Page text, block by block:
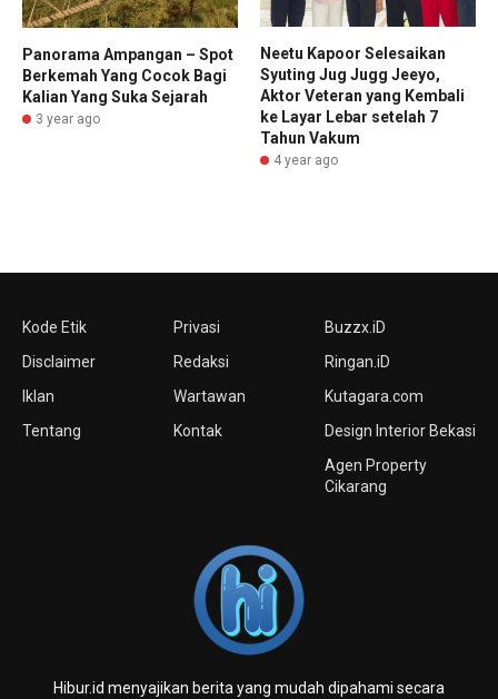
Panorama Ampangan – Spot
Berkemah Yang Cocok Bagi
Kalian Yang Suka Sejarah
3 year ago
Neetu Kapoor Selesaikan
Syuting Jug Jugg Jeeyo,
Aktor Veteran yang Kembali
ke Layar Lebar setelah 7
Tahun Vakum
4 year ago
Kode Etik
Disclaimer
Iklan
Tentang
Privasi
Redaksi
Wartawan
Kontak
Buzzx.iD
Ringan.iD
Kutagara.com
Design Interior Bekasi
Agen Property
Cikarang
Hibur.id menyajikan berita yang mudah dipahami secara